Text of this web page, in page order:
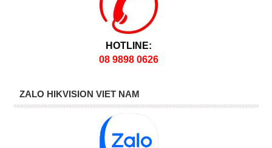
HOTLINE:
08 9898 0626
ZALO HIKVISION VIET NAM